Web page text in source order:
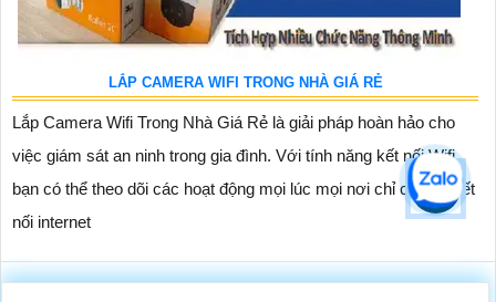
LẮP CAMERA WIFI TRONG NHÀ GIÁ RẺ
Lắp Camera Wifi Trong Nhà Giá Rẻ là giải pháp hoàn hảo cho
việc giám sát an ninh trong gia đình. Với tính năng kết nối Wifi,
bạn có thể theo dõi các hoạt động mọi lúc mọi nơi chỉ cần có kết
nối internet